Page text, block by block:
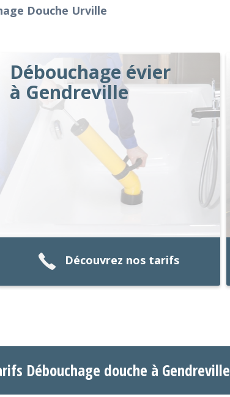
Douche Urville
Débouchage évier
à Gendreville
Découvrez nos tarifs
Débouchage douche à Gendreville